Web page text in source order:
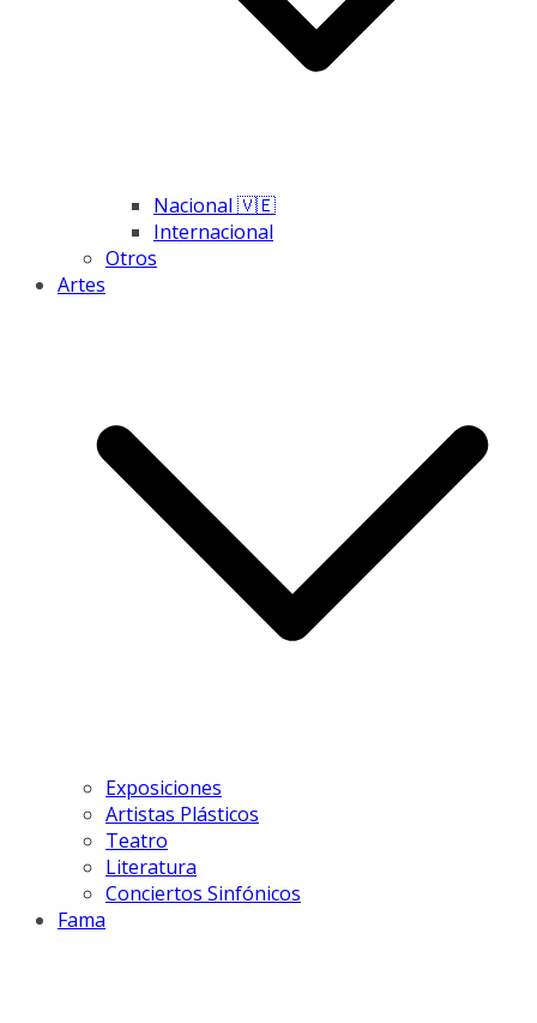
Nacional 🇻🇪
Internacional
Otros
Artes
Exposiciones
Artistas Plásticos
Teatro
Literatura
Conciertos Sinfónicos
Fama